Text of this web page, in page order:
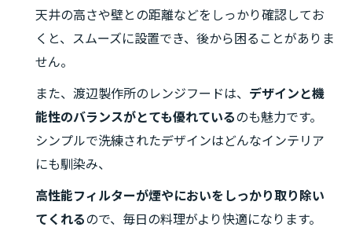
天井の高さや壁との距離などをしっかり確認してお
くと、スムーズに設置でき、後から困ることがありま
せん。
また、渡辺製作所のレンジフードは、 デザインと機
能性のバランスがとても優れているのも魅力です。
シンプルで洗練されたデザインはどんなインテリア
にも馴染み、
高性能フィルターが煙やにおいをしっかり取り除い
てくれるので、毎日の料理がより快適になります。